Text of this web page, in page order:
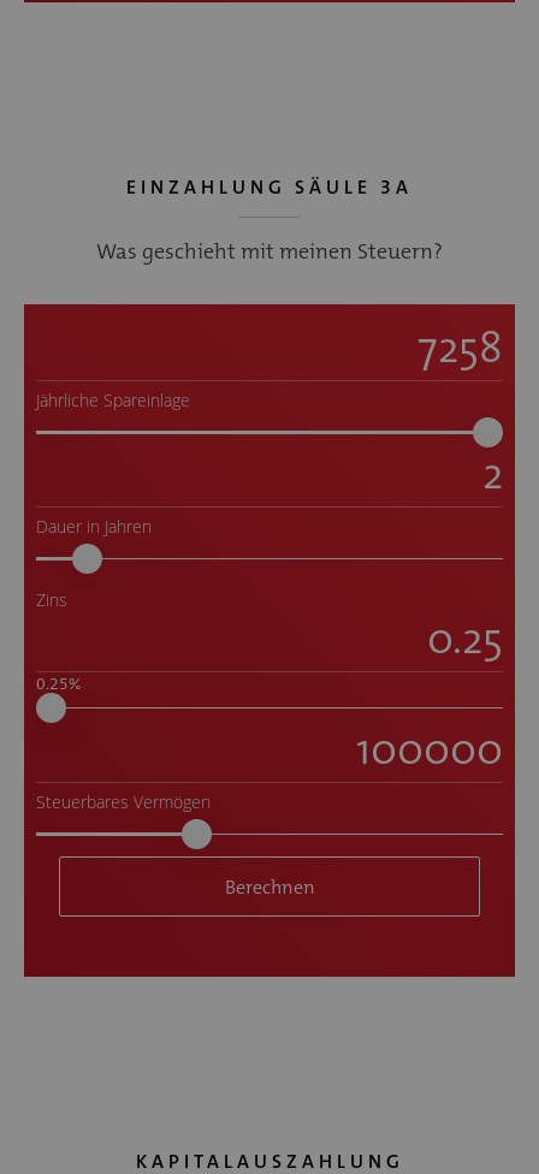
EINZAHLUNG SÄULE 3A
Was geschieht mit meinen Steuern?
Jährliche Spareinlage
Dauer in Jahren
Zins
0.25%
Steuerbares Vermögen
Berechnen
KAPITALAUSZAHLUNG